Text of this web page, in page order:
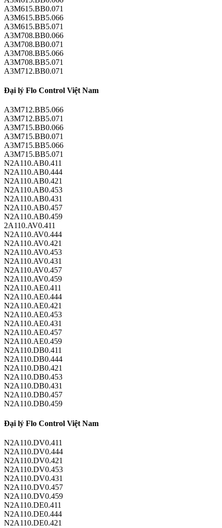
A3M615.BB0.071
A3M615.BB5.066
A3M615.BB5.071
A3M708.BB0.066
A3M708.BB0.071
A3M708.BB5.066
A3M708.BB5.071
A3M712.BB0.071
Đại lý Flo Control Việt Nam
A3M712.BB5.066
A3M712.BB5.071
A3M715.BB0.066
A3M715.BB0.071
A3M715.BB5.066
A3M715.BB5.071
N2A110.AB0.411
N2A110.AB0.444
N2A110.AB0.421
N2A110.AB0.453
N2A110.AB0.431
N2A110.AB0.457
N2A110.AB0.459
2A110.AV0.411
N2A110.AV0.444
N2A110.AV0.421
N2A110.AV0.453
N2A110.AV0.431
N2A110.AV0.457
N2A110.AV0.459
N2A110.AE0.411
N2A110.AE0.444
N2A110.AE0.421
N2A110.AE0.453
N2A110.AE0.431
N2A110.AE0.457
N2A110.AE0.459
N2A110.DB0.411
N2A110.DB0.444
N2A110.DB0.421
N2A110.DB0.453
N2A110.DB0.431
N2A110.DB0.457
N2A110.DB0.459
Đại lý Flo Control Việt Nam
N2A110.DV0.411
N2A110.DV0.444
N2A110.DV0.421
N2A110.DV0.453
N2A110.DV0.431
N2A110.DV0.457
N2A110.DV0.459
N2A110.DE0.411
N2A110.DE0.444
N2A110.DE0.421